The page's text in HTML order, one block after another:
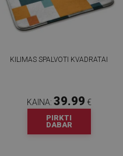
KILIMAS SPALVOTI KVADRATAI
KAINA: 39.99 €
PIRKTI
DABAR